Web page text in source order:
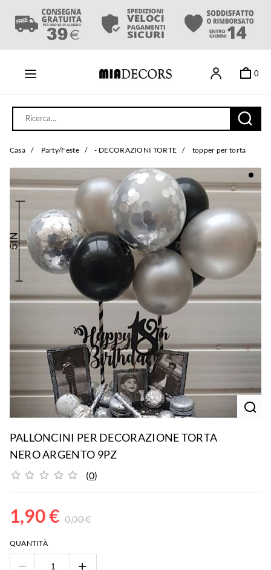
0
Casa / Party/Feste / - DECORAZIONI TORTE / topper per torta
PALLONCINI PER DECORAZIONE TORTA
NERO ARGENTO 9PZ
(0)
1,90€ 0,00€
QUANTITÀ